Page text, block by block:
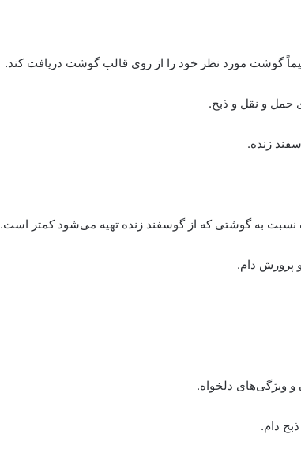
گوشت مورد نظر خود را از روی قالب گوشت دریافت کند.
حمل و نقل و ذبح.
زنده.
به گوشتی که از گوسفند زنده تهیه می‌شود کمتر است.
پرورش دام.
و ویژگی‌های دلخواه.
دام.